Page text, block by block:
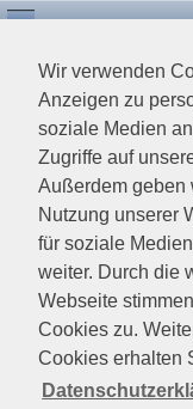
Wir verwenden
Anzeigen zu
soziale Medien
Zugriffe auf
Außerdem geben
Nutzung unserer
für soziale
weiter. Durch die
Webseite
Cookies zu.
Cookies erhalten